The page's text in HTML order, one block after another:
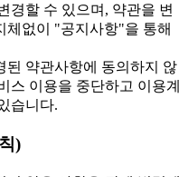
경할 수 있으며, 약관을 변
체없이 "공지사항"을 통해
약관사항에 동의하지 않
스 이용을 중단하고 이용계
습니다.
)